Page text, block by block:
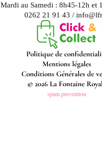
Mardi au Samedi : 8h45-12h et
0262 21 91 43 /
Politique de
Mentions légales
Conditions Générales de
© 2026 La Fontaine
spam prevention